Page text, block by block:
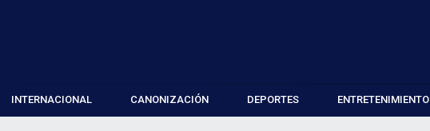
INTERNACIONAL CANONIZACIÓN DEPORTES ENTRETENIMIENTO